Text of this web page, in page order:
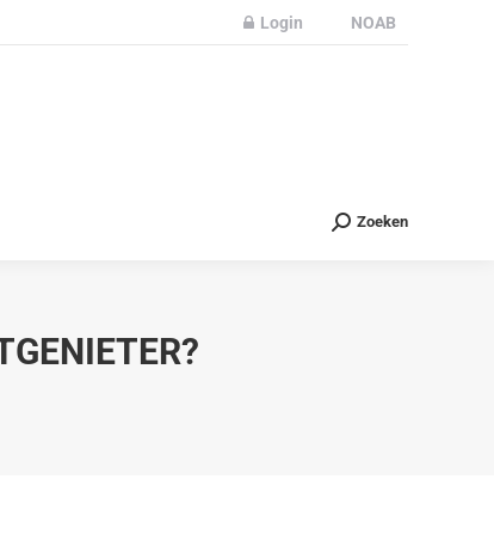
Login NOAB
Zoeken
Nieuws Contact Zoeken